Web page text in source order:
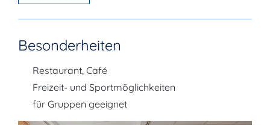
Besonderheiten
Restaurant, Café
Freizeit- und Sportmöglichkeiten
für Gruppen geeignet